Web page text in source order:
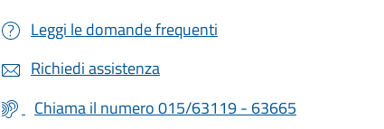
Leggi le domande frequenti
Richiedi assistenza
Chiama il numero 015/63119 - 63665